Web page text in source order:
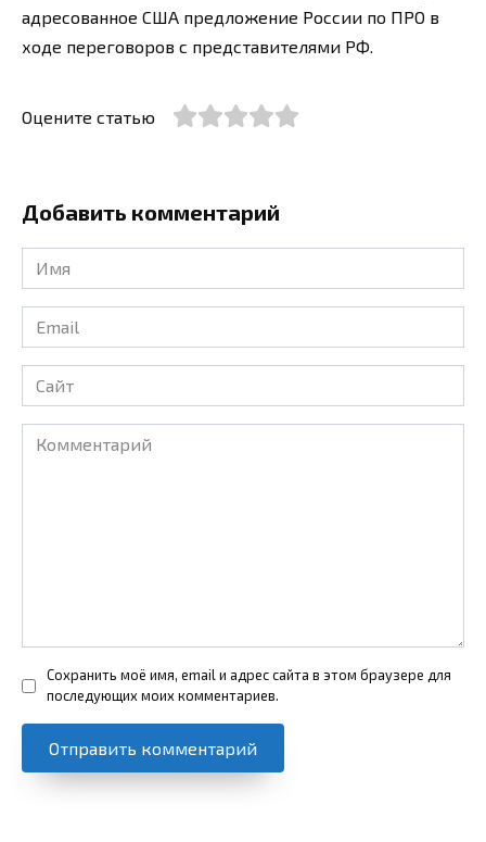
адресованное США предложение России по ПРО в
ходе переговоров с представителями РФ.
Оцените статью
Добавить комментарий
Имя
*
Email
*
Сайт
Комментарий
Сохранить моё имя, email и адрес сайта в этом браузере для
последующих моих комментариев.